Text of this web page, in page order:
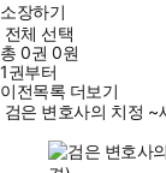
소장하기
전체 선택
총0권 0원
1권부터
이전목록 더보기
검은 변호사의 치정 ~